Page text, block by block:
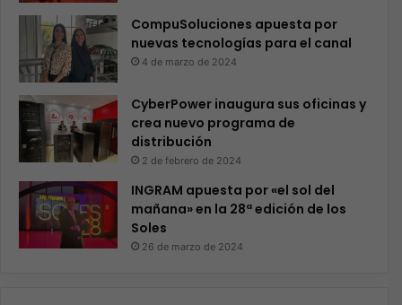
CompuSoluciones apuesta por
nuevas tecnologías para el canal
4 de marzo de 2024
CyberPower inaugura sus oficinas y
crea nuevo programa de
distribución
2 de febrero de 2024
INGRAM apuesta por «el sol del
mañana» en la 28ª edición de los
Soles
26 de marzo de 2024